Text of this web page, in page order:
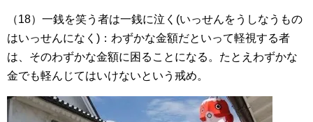
（18）一銭を笑う者は一銭に泣く(いっせんをうしなうもの
はいっせんになく)：わずかな金額だといって軽視する者
は、そのわずかな金額に困ることになる。たとえわずかな
金でも軽んじてはいけないという戒め。